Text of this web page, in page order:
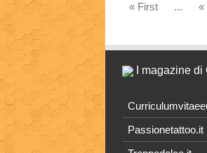
« First ... «
I magazine di
Passionetattoo.it